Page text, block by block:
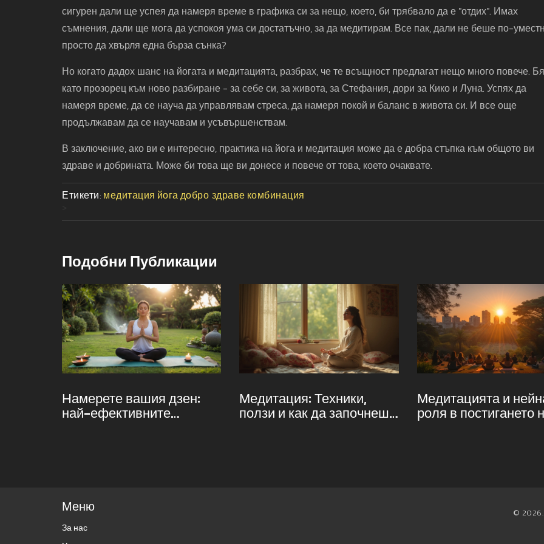
сигурен дали ще успея да намеря време в графика си за нещо, което, би трябвало да е "отдих". Имах
съмнения, дали ще мога да успокоя ума си достатъчно, за да медитирам. Все пак, дали не беше по-
просто да хвърля една бърза сънка?
Но когато дадох шанс на йогата и медитацията, разбрах, че те всъщност предлагат нещо много повече.
като прозорец към ново разбиране - за себе си, за живота, за Стефания, дори за Кико и Луна. Успях да
намеря време, да се науча да управлявам стреса, да намеря покой и баланс в живота си. И все още
продължавам да се научавам и усъвършенствам.
В заключение, ако ви е интересно, практика на йога и медитация може да е добра стъпка към общото ви
здраве и добрината. Може би това ще ви донесе и повече от това, което очаквате.
Етикети: медитация йогадобро здраве комбинация
Подобни Публикации
Намерете вашия дзен:
най-ефективните
Медитация: Техники,
ползи и как да започнеш
Медитацията и
роля в постигането
Меню
За нас
©